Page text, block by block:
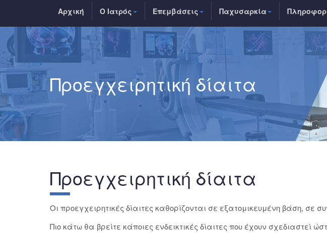
Αρχική Ο Ιατρός Επεμβάσεις Παχυσαρκία
Προεγχειρητική δίαιτα
Προεγχειρητική δίαιτα
Οι προεγχειρητικές δίαιτες καθορίζονται σε εξατομικευμένη βάση, σε
Πιο κάτω θα βρείτε κάποιες ενδεικτικές δίαιτες που έχουν σχεδιαστεί